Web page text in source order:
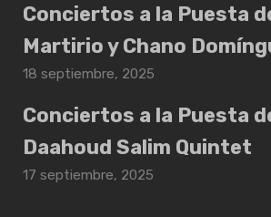
Conciertos a la Puesta
Martirio y Chano
18 septiembre, 2025
Conciertos a la Puesta
Daahoud Salim Quintet
17 septiembre, 2025